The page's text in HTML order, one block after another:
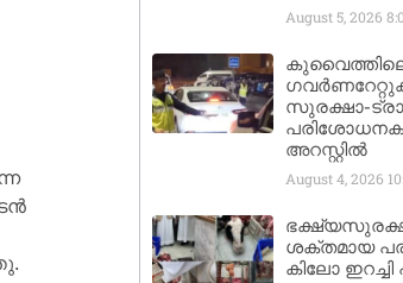
August 5, 2026
കുവൈത്തിലെ
സുരക്ഷാ-
അറസ്റ്റിൽ
August 4, 2026
ശക്തമായ
കിലോ ഇറച്ചി